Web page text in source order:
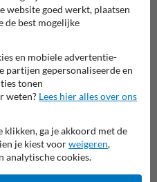
Belgische Verkeersborden
website goed werkt, plaatsen
de best mogelijke
en mobiele advertentie-
partijen gepersonaliseerde en
tonen
weten? Lees hier alles over ons
ga je akkoord met de
je kiest voorweigeren,
analytische cookies.